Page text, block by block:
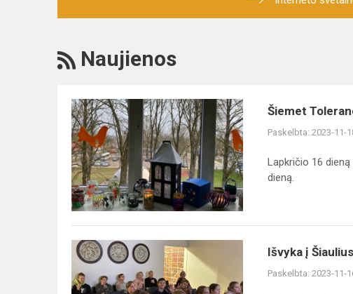
RSS
Naujienos
Šiemet
Tolerancijos
dienos
simbolis
–
žibintas
Šiemet
Paskelbta: 2023-11-
Lapkričio 16
dieną.
Išvyka
Šiaulius
Išvyka į Šiaulius
Paskelbta: 2023-11-